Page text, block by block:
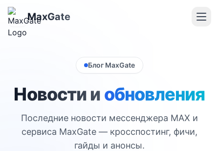
MaxGate
Блог MaxGate
Новости и обновления
Последние новости мессенджера MAX и
сервиса MaxGate — кросспостинг, фичи,
гайды и анонсы.